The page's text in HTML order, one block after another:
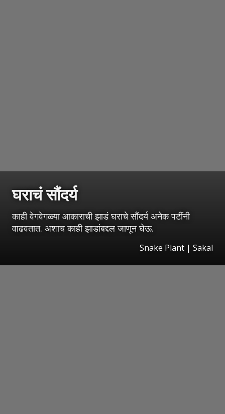
घराचं सौंदर्य
काही वेगवेगळ्या आकाराची झाडं घराचे सौंदर्य अनेक पटींनी
वाढवतात. अशाच काही झाडांबद्दल जाणून घेऊ.
Snake Plant | Sakal